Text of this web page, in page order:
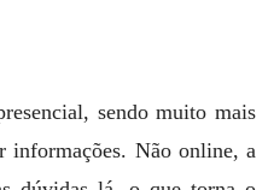
sendo muito mais
informações. Não online, a